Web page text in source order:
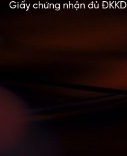
Giấy chứng nhận đủ ĐKKD